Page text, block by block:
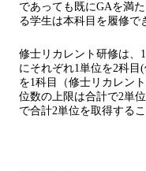
であっても既にGAを満
る学生は本科目を履修で
修士リカレント研修は、
にそれぞれ1単位を2科目
を1科目（修士リカレン
位数の上限は合計で2単
で合計2単位を取得する